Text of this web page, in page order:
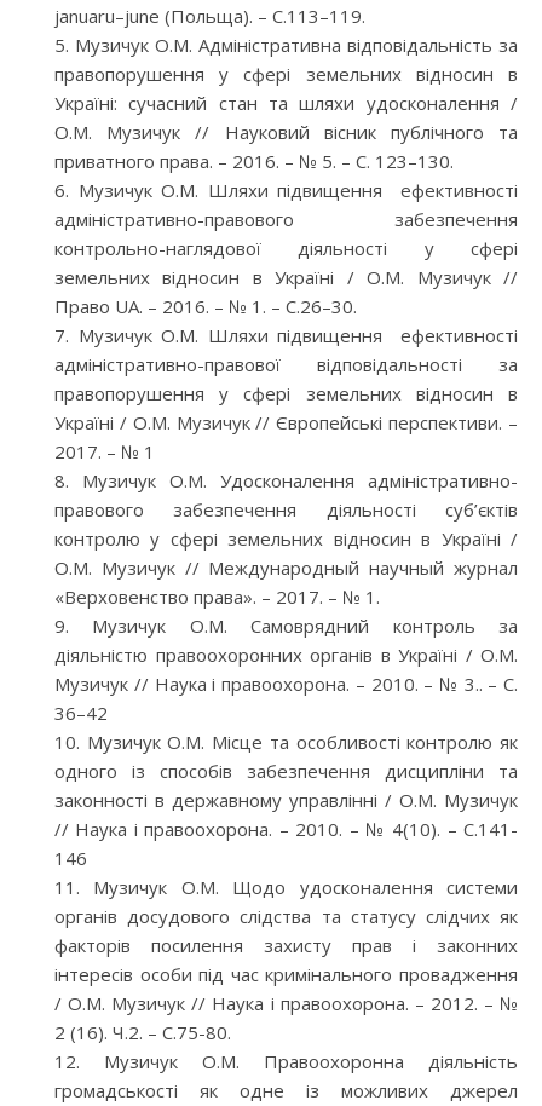
januaru–june (Польща). – С.113–119.
Музичук О.М. Адміністративна відповідальність за
правопорушення у сфері земельних відносин в
Україні: сучасний стан та шляхи удосконалення /
О.М. Музичук // Науковий вісник публічного та
приватного права. – 2016. – № 5. – С. 123–130.
Музичук О.М. Шляхи підвищення ефективності
адміністративно-правового забезпечення
контрольно-наглядової діяльності у сфері
земельних відносин в Україні / О.М. Музичук //
Право UA. – 2016. – № 1. – С.26–30.
Музичук О.М. Шляхи підвищення ефективності
адміністративно-правової відповідальності за
правопорушення у сфері земельних відносин в
Україні / О.М. Музичук // Європейські перспективи. –
2017. – № 1
Музичук О.М. Удосконалення адміністративно-
правового забезпечення діяльності суб’єктів
контролю у сфері земельних відносин в Україні /
О.М. Музичук // Международный научный журнал
«Верховенство права». – 2017. – № 1.
Музичук О.М. Самоврядний контроль за
діяльністю правоохоронних органів в Україні / О.М.
Музичук // Наука і правоохорона. – 2010. – № 3.. – С.
36–42
Музичук О.М. Місце та особливості контролю як
одного із способів забезпечення дисципліни та
законності в державному управлінні / О.М. Музичук
// Наука і правоохорона. – 2010. – № 4(10). – С.141-
146
Музичук О.М. Щодо удосконалення системи
органів досудового слідства та статусу слідчих як
факторів посилення захисту прав і законних
інтересів особи під час кримінального провадження
/ О.М. Музичук // Наука і правоохорона. – 2012. – №
2 (16). Ч.2. – С.75-80.
Музичук О.М. Правоохоронна діяльність
громадськості як одне із можливих джерел